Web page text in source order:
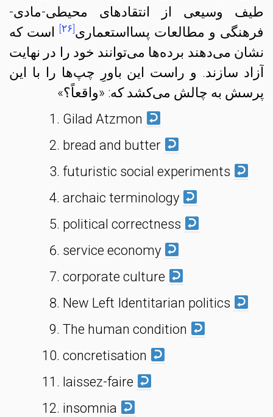
طیف وسیعی از انتقادهای محیطی-مادی-
فرهنگی و مطالعات پسااستعماری[۲۶] است که
نشان می‌دهند برده‌ها می‌توانند خود را در نهایت
آزاد سازند. و راست این باورِ چپ‌ها را با این
پرسش به چالش می‌کشد که: «واقعاً؟»
Gilad Atzmon
bread and butter
futuristic social experiments
archaic terminology
political correctness
service economy
corporate culture
New Left Identitarian politics
The human condition
concretisation
laissez-faire
insomnia